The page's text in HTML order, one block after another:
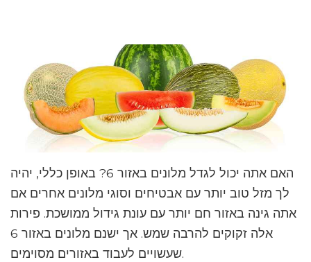
האם אתה יכול לגדל מלונים באזור 6? באופן כללי, יהיה
לך מזל טוב יותר עם אבטיחים וסוגי מלונים אחרים אם
אתה גינה באזור חם יותר עם עונת גידול ממושכת. פירות
אלה זקוקים להרבה שמש. אך ישנם מלונים באזור 6
שעשויים לעבוד באזורים מסוימים.